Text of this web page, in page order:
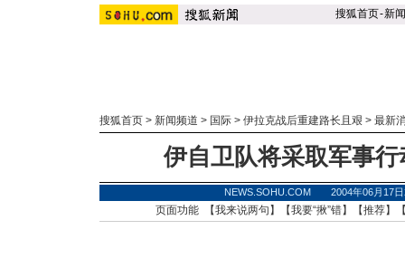
搜狐首页-新闻
搜狐首页 > 新闻频道 > 国际 > 伊拉克战后重建路长且艰 > 最新
伊自卫队将采取军事
NEWS.SOHU.COM 2004年06月17
页面功能 【我来说两句 】【我要“揪”错】【推荐】